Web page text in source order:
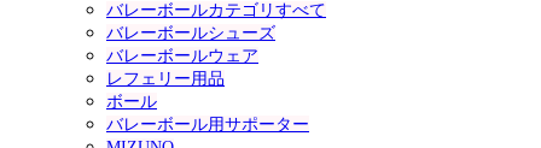
バレーボールカテゴリすべて
バレーボールシューズ
バレーボールウェア
レフェリー用品
ボール
バレーボール用サポーター